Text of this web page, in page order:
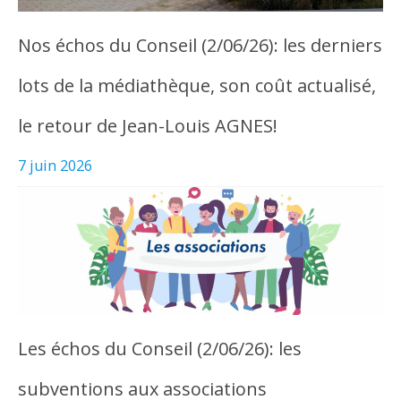
Nos échos du Conseil (2/06/26): les derniers
lots de la médiathèque, son coût actualisé,
le retour de Jean-Louis AGNES!
7 juin 2026
Les échos du Conseil (2/06/26): les
subventions aux associations